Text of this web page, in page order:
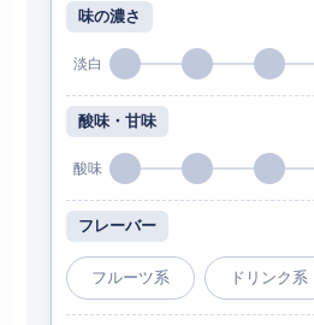
味の濃さ
淡白
酸味・甘味
酸味
フレーバー
フルーツ系 ドリンク系